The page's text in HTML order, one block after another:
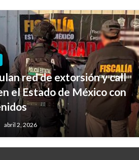
red de extorsión y call
el Estado de México con
abril 2, 2026